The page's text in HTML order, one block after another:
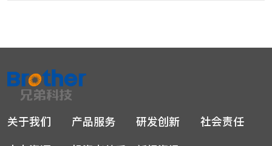
关于我们 产品服务 研发创新
社会责任